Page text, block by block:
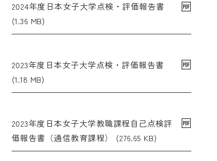
2024年度日本女子大学点検・評価報告書
(1.36 MB)
2023年度日本女子大学点検・評価報告書
(1.18 MB)
2023年度日本女子大学教職課程自己点検評
価報告書（通信教育課程） (276.65 KB)